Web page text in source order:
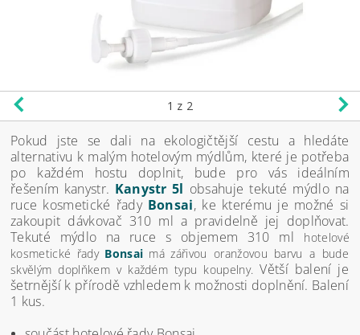
1 z 2
Pokud jste se dali na ekologičtější cestu a hledáte
alternativu k malým hotelovým mýdlům, které je potřeba
po každém hostu doplnit, bude pro vás ideálním
řešením kanystr. Kanystr 5l obsahuje tekuté mýdlo na
ruce kosmetické řady Bonsai, ke kterému je možné si
zakoupit dávkovač 310 ml a pravidelně jej doplňovat.
Tekuté mýdlo na ruce s objemem 310 ml hotelové
kosmetické řady Bonsai má zářivou oranžovou barvu a bude
skvělým doplňkem v každém typu koupelny.Větší balení je
šetrnější k přírodě vzhledem k možnosti doplnění. Balení
1 kus.